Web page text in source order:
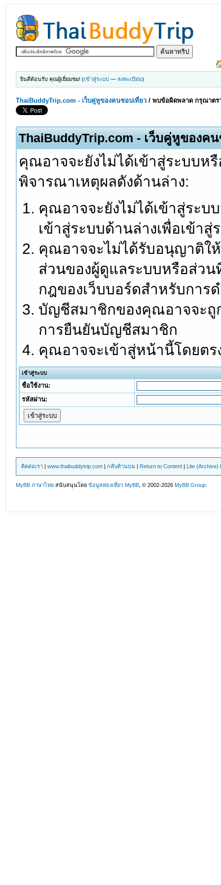
ยินดีต้อนรับ คุณผู้เยี่ยมชม! (เข้าสู่ระบบ — ลงทะเบียน)
ThaiBuddyTrip.com - เว็บคู่หูของคนชอบเที่ยว /พบข้อผิดพลาด กรุณาตร
ThaiBuddyTrip.com - เว็บคู่หูของค
คุณอาจจะยังไม่ได้เข้าสู่ระบบ
พิจารณาเหตุผลดังด้านล่าง:
คุณอาจจะยังไม่ได้เข้าสู่ระบ
เข้าสู่ระบบด้านล่างเพื่อเข้า
คุณอาจจะไม่ได้รับอนุญาติใ
ส่วนของผู้ดูแลระบบหรือส่ว
กฎของเว็บบอร์ดสำหรับการ
บัญชีสมาชิกของคุณอาจจะถู
การยืนยันบัญชีสมาชิก
คุณอาจจะเข้าสู่หน้านี้โดยต
เข้าสู่ระบบ
ชื่อใช้งาน:
รหัสผ่าน:
ติดต่อเรา |www.thaibuddytrip.com |กลับด้านบน | Return to Content | Lite (Archive)
MyBB ภาษาไทย สนับสนุนโดยข้อมูลท่องเที่ยว MyBB , © 2002-2026MyBB Group